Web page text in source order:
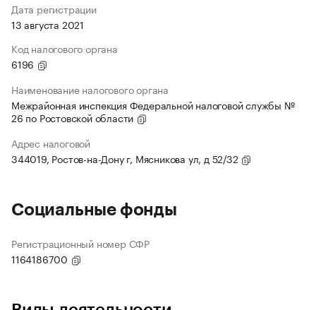
Дата регистрации
13 августа 2021
Код налогового органа
6196
Наименование налогового органа
Межрайонная инспекция Федеральной налоговой службы №
26 по Ростовской области
Адрес налоговой
344019, Ростов-на-Дону г, Мясникова ул, д 52/32
Социальные фонды
Регистрационный номер СФР
1164186700